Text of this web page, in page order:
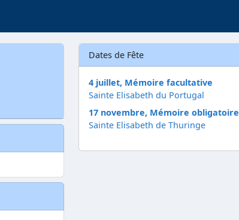
Dates de Fête
4 juillet, Mémoire facultative
Sainte Elisabeth du Portugal
17 novembre, Mémoire obligatoire
Sainte Elisabeth de Thuringe